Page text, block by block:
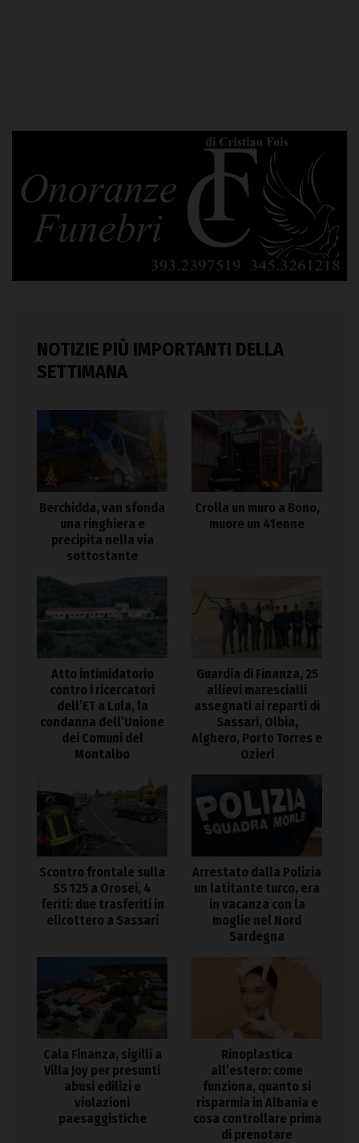
NOTIZIE PIÙ IMPORTANTI DELLA
SETTIMANA
Berchidda, van sfonda
una ringhiera e
precipita nella via
sottostante
Crolla un muro a Bono,
muore un 41enne
Atto intimidatorio
contro i ricercatori
dell’ET a Lula, la
condanna dell’Unione
dei Comuni del
Montalbo
Guardia di Finanza, 25
allievi marescialli
assegnati ai reparti di
Sassari, Olbia,
Alghero, Porto Torres e
Ozieri
Scontro frontale sulla
SS 125 a Orosei, 4
feriti: due trasferiti in
elicottero a Sassari
Arrestato dalla Polizia
un latitante turco, era
in vacanza con la
moglie nel Nord
Sardegna
Cala Finanza, sigilli a
Villa Joy per presunti
abusi edilizi e
violazioni
paesaggistiche
Rinoplastica
all’estero: come
funziona, quanto si
risparmia in Albania e
cosa controllare prima
di prenotare